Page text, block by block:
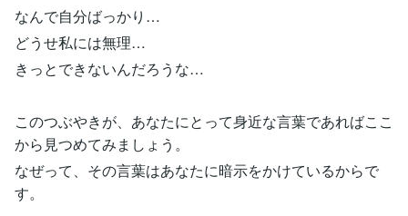
なんで自分ばっかり…
どうせ私には無理…
きっとできないんだろうな…
このつぶやきが、あなたにとって身近な言葉であればここ
から見つめてみましょう。
なぜって、その言葉はあなたに暗示をかけているからで
す。